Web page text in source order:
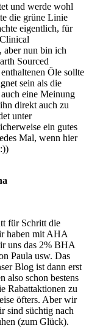
und werde wohl
die grüne Linie
eigentlich, für
aber nun bin ich
Sourced
Öle sollte
sein als die
eine Meinung
direkt auch zu
unter
ein gutes
Mal, wenn hier
für Schritt die
haben mit AHA
uns das 2% BHA
Paula usw. Das
Blog ist dann erst
also schon bestens
Rabattaktionen zu
öfters. Aber wir
sind süchtig nach
(zum Glück).